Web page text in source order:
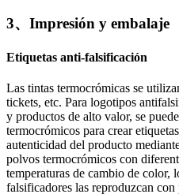
3、Impresión y embalaje
Etiquetas anti-falsificación
Las tintas termocrómicas se
tickets, etc. Para logotipos
y productos de alto valor, se
termocrómicos para crear
autenticidad del producto
polvos termocrómicos con
temperaturas de cambio de color,
falsificadores las reproduzcan